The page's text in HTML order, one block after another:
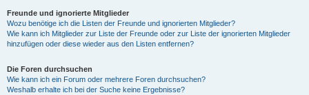
Freunde und ignorierte Mitglieder
Wozu benötige ich die Listen der Freunde und ignorierten Mitglieder?
Wie kann ich Mitglieder zur Liste der Freunde oder zur Liste der ignorierten Mitglieder
hinzufügen oder diese wieder aus den Listen entfernen?
Die Foren durchsuchen
Wie kann ich ein Forum oder mehrere Foren durchsuchen?
Weshalb erhalte ich bei der Suche keine Ergebnisse?